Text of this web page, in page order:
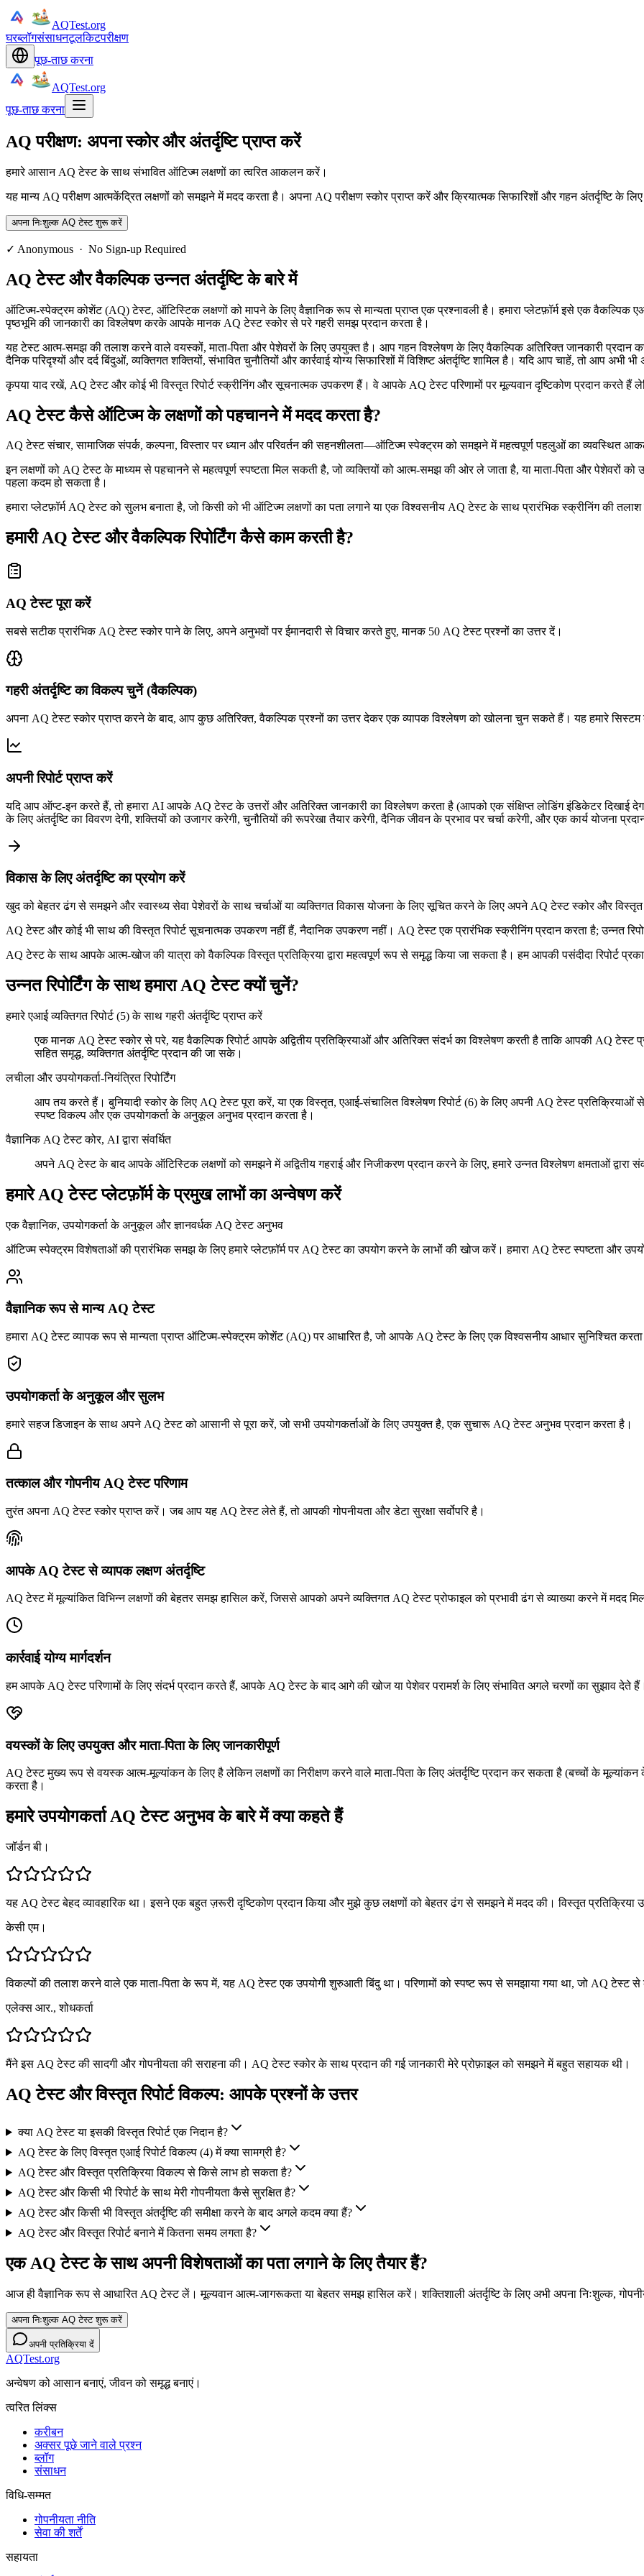
AQTest.org
घरब्लॉगसंसाधनटूलकिटपरीक्षण
पूछ-ताछ करना
AQTest.org
पूछ-ताछ करना
AQ परीक्षण: अपना स्कोर और अंतर्दृष्टि प्राप्त करें
हमारे आसान AQ टेस्ट के साथ संभावित ऑटिज्म लक्षणों का त्वरित आकलन करें।
यह मान्य AQ परीक्षण आत्मकेंद्रित लक्षणों को समझने में मदद करता है। अपना AQ परीक्षण स्कोर प्राप्त करें और क्रियात्मक सिफारिशों और गहन अंतर्दृष्टि के
अपना निःशुल्क AQ टेस्ट शुरू करें
✓ Anonymous · No Sign-up Required
AQ टेस्ट और वैकल्पिक उन्नत अंतर्दृष्टि के बारे में
ऑटिज्म-स्पेक्ट्रम कोशेंट (AQ) टेस्ट, ऑटिस्टिक लक्षणों को मापने के लिए वैज्ञानिक रूप से मान्यता प्राप्त एक प्रश्नावली है। हमारा प्लेटफ़ॉर्म इसे एक वैकल्पिक
पृष्ठभूमि की जानकारी का विश्लेषण करके आपके मानक AQ टेस्ट स्कोर से परे गहरी समझ प्रदान करता है।
यह टेस्ट आत्म-समझ की तलाश करने वाले वयस्कों, माता-पिता और पेशेवरों के लिए उपयुक्त है। आप गहन विश्लेषण के लिए वैकल्पिक अतिरिक्त जानकारी
दैनिक परिदृश्यों और दर्द बिंदुओं, व्यक्तिगत शक्तियों, संभावित चुनौतियों और कार्रवाई योग्य सिफारिशों में विशिष्ट अंतर्दृष्टि शामिल है। यदि आप चाहें, तो आप अभी
कृपया याद रखें, AQ टेस्ट और कोई भी विस्तृत रिपोर्ट स्क्रीनिंग और सूचनात्मक उपकरण हैं। वे आपके AQ टेस्ट परिणामों पर मूल्यवान दृष्टिकोण प्रदान करते हैं
AQ टेस्ट कैसे ऑटिज्म के लक्षणों को पहचानने में मदद करता है?
AQ टेस्ट संचार, सामाजिक संपर्क, कल्पना, विस्तार पर ध्यान और परिवर्तन की सहनशीलता—ऑटिज्म स्पेक्ट्रम को समझने में महत्वपूर्ण पहलुओं का व्यवस्थित
इन लक्षणों को AQ टेस्ट के माध्यम से पहचानने से महत्वपूर्ण स्पष्टता मिल सकती है, जो व्यक्तियों को आत्म-समझ की ओर ले जाता है, या माता-पिता और पेशेवरों
पहला कदम हो सकता है।
हमारा प्लेटफ़ॉर्म AQ टेस्ट को सुलभ बनाता है, जो किसी को भी ऑटिज्म लक्षणों का पता लगाने या एक विश्वसनीय AQ टेस्ट के साथ प्रारंभिक स्क्रीनिंग की
हमारी AQ टेस्ट और वैकल्पिक रिपोर्टिंग कैसे काम करती है?
AQ टेस्ट पूरा करें
सबसे सटीक प्रारंभिक AQ टेस्ट स्कोर पाने के लिए, अपने अनुभवों पर ईमानदारी से विचार करते हुए, मानक 50 AQ टेस्ट प्रश्नों का उत्तर दें।
गहरी अंतर्दृष्टि का विकल्प चुनें (वैकल्पिक)
अपना AQ टेस्ट स्कोर प्राप्त करने के बाद, आप कुछ अतिरिक्त, वैकल्पिक प्रश्नों का उत्तर देकर एक व्यापक विश्लेषण को खोलना चुन सकते हैं। यह हमारे
अपनी रिपोर्ट प्राप्त करें
यदि आप ऑप्ट-इन करते हैं, तो हमारा AI आपके AQ टेस्ट के उत्तरों और अतिरिक्त जानकारी का विश्लेषण करता है (आपको एक संक्षिप्त लोडिंग इंडिकेटर दिखाई
के लिए अंतर्दृष्टि का विवरण देगी, शक्तियों को उजागर करेगी, चुनौतियों की रूपरेखा तैयार करेगी, दैनिक जीवन के प्रभाव पर चर्चा करेगी, और एक कार्य योजना
विकास के लिए अंतर्दृष्टि का प्रयोग करें
खुद को बेहतर ढंग से समझने और स्वास्थ्य सेवा पेशेवरों के साथ चर्चाओं या व्यक्तिगत विकास योजना के लिए सूचित करने के लिए अपने AQ टेस्ट स्कोर और विस्तृत
AQ टेस्ट और कोई भी साथ की विस्तृत रिपोर्ट सूचनात्मक उपकरण नहीं हैं, नैदानिक उपकरण नहीं। AQ टेस्ट एक प्रारंभिक स्क्रीनिंग प्रदान करता है; उन्नत
AQ टेस्ट के साथ आपके आत्म-खोज की यात्रा को वैकल्पिक विस्तृत प्रतिक्रिया द्वारा महत्वपूर्ण रूप से समृद्ध किया जा सकता है। हम आपकी पसंदीदा रिपोर्ट
उन्नत रिपोर्टिंग के साथ हमारा AQ टेस्ट क्यों चुनें?
हमारे एआई व्यक्तिगत रिपोर्ट (5) के साथ गहरी अंतर्दृष्टि प्राप्त करें
एक मानक AQ टेस्ट स्कोर से परे, यह वैकल्पिक रिपोर्ट आपके अद्वितीय प्रतिक्रियाओं और अतिरिक्त संदर्भ का विश्लेषण करती है ताकि आपकी AQ टेस्ट
सहित समृद्ध, व्यक्तिगत अंतर्दृष्टि प्रदान की जा सके।
लचीला और उपयोगकर्ता-नियंत्रित रिपोर्टिंग
आप तय करते हैं। बुनियादी स्कोर के लिए AQ टेस्ट पूरा करें, या एक विस्तृत, एआई-संचालित विश्लेषण रिपोर्ट (6) के लिए अपनी AQ टेस्ट प्रतिक्रियाओं से
स्पष्ट विकल्प और एक उपयोगकर्ता के अनुकूल अनुभव प्रदान करता है।
वैज्ञानिक AQ टेस्ट कोर, AI द्वारा संवर्धित
अपने AQ टेस्ट के बाद आपके ऑटिस्टिक लक्षणों को समझने में अद्वितीय गहराई और निजीकरण प्रदान करने के लिए, हमारे उन्नत विश्लेषण क्षमताओं द्वारा
हमारे AQ टेस्ट प्लेटफ़ॉर्म के प्रमुख लाभों का अन्वेषण करें
एक वैज्ञानिक, उपयोगकर्ता के अनुकूल और ज्ञानवर्धक AQ टेस्ट अनुभव
ऑटिज्म स्पेक्ट्रम विशेषताओं की प्रारंभिक समझ के लिए हमारे प्लेटफ़ॉर्म पर AQ टेस्ट का उपयोग करने के लाभों की खोज करें। हमारा AQ टेस्ट स्पष्टता और
वैज्ञानिक रूप से मान्य AQ टेस्ट
हमारा AQ टेस्ट व्यापक रूप से मान्यता प्राप्त ऑटिज्म-स्पेक्ट्रम कोशेंट (AQ) पर आधारित है, जो आपके AQ टेस्ट के लिए एक विश्वसनीय आधार सुनिश्चित करता
उपयोगकर्ता के अनुकूल और सुलभ
हमारे सहज डिजाइन के साथ अपने AQ टेस्ट को आसानी से पूरा करें, जो सभी उपयोगकर्ताओं के लिए उपयुक्त है, एक सुचारू AQ टेस्ट अनुभव प्रदान करता है।
तत्काल और गोपनीय AQ टेस्ट परिणाम
तुरंत अपना AQ टेस्ट स्कोर प्राप्त करें। जब आप यह AQ टेस्ट लेते हैं, तो आपकी गोपनीयता और डेटा सुरक्षा सर्वोपरि है।
आपके AQ टेस्ट से व्यापक लक्षण अंतर्दृष्टि
AQ टेस्ट में मूल्यांकित विभिन्न लक्षणों की बेहतर समझ हासिल करें, जिससे आपको अपने व्यक्तिगत AQ टेस्ट प्रोफाइल को प्रभावी ढंग से व्याख्या करने में मदद
कार्रवाई योग्य मार्गदर्शन
हम आपके AQ टेस्ट परिणामों के लिए संदर्भ प्रदान करते हैं, आपके AQ टेस्ट के बाद आगे की खोज या पेशेवर परामर्श के लिए संभावित अगले चरणों का सुझाव देते हैं।
वयस्कों के लिए उपयुक्त और माता-पिता के लिए जानकारीपूर्ण
AQ टेस्ट मुख्य रूप से वयस्क आत्म-मूल्यांकन के लिए है लेकिन लक्षणों का निरीक्षण करने वाले माता-पिता के लिए अंतर्दृष्टि प्रदान कर सकता है (बच्चों के
करता है।
हमारे उपयोगकर्ता AQ टेस्ट अनुभव के बारे में क्या कहते हैं
जॉर्डन बी।
यह AQ टेस्ट बेहद व्यावहारिक था। इसने एक बहुत ज़रूरी दृष्टिकोण प्रदान किया और मुझे कुछ लक्षणों को बेहतर ढंग से समझने में मदद की। विस्तृत प्रतिक्रिया
केसी एम।
विकल्पों की तलाश करने वाले एक माता-पिता के रूप में, यह AQ टेस्ट एक उपयोगी शुरुआती बिंदु था। परिणामों को स्पष्ट रूप से समझाया गया था, जो AQ
एलेक्स आर., शोधकर्ता
मैंने इस AQ टेस्ट की सादगी और गोपनीयता की सराहना की। AQ टेस्ट स्कोर के साथ प्रदान की गई जानकारी मेरे प्रोफ़ाइल को समझने में बहुत सहायक थी।
AQ टेस्ट और विस्तृत रिपोर्ट विकल्प: आपके प्रश्नों के उत्तर
क्या AQ टेस्ट या इसकी विस्तृत रिपोर्ट एक निदान है?
AQ टेस्ट के लिए विस्तृत एआई रिपोर्ट विकल्प (4) में क्या सामग्री है?
AQ टेस्ट और विस्तृत प्रतिक्रिया विकल्प से किसे लाभ हो सकता है?
AQ टेस्ट और किसी भी रिपोर्ट के साथ मेरी गोपनीयता कैसे सुरक्षित है?
AQ टेस्ट और किसी भी विस्तृत अंतर्दृष्टि की समीक्षा करने के बाद अगले कदम क्या हैं?
AQ टेस्ट और विस्तृत रिपोर्ट बनाने में कितना समय लगता है?
एक AQ टेस्ट के साथ अपनी विशेषताओं का पता लगाने के लिए तैयार हैं?
आज ही वैज्ञानिक रूप से आधारित AQ टेस्ट लें। मूल्यवान आत्म-जागरूकता या बेहतर समझ हासिल करें। शक्तिशाली अंतर्दृष्टि के लिए अभी अपना निःशुल्क,
अपना निःशुल्क AQ टेस्ट शुरू करें
अपनी प्रतिक्रिया दें
AQTest.org
अन्वेषण को आसान बनाएं, जीवन को समृद्ध बनाएं।
त्वरित लिंक्स
करीबन
अक्सर पूछे जाने वाले प्रश्न
ब्लॉग
संसाधन
विधि-सम्‍मत
गोपनीयता नीति
सेवा की शर्तें
सहायता